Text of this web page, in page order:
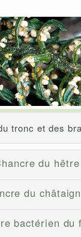
tronc et des
du hêtre
du
bactérien du